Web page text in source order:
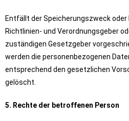
Entfällt der Speicherungszweck
Richtlinien- und Verordnungsgeber
zuständigen Gesetzgeber
werden die personenbezogenen
entsprechend den gesetzlichen
gelöscht.
5. Rechte der betroffenen Person